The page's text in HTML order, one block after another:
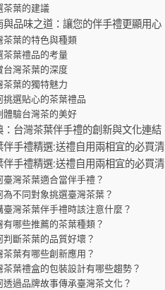
茶葉的建議
與品味之道：讓您的伴手禮更顯用心
茶葉的特色與種類
茶葉禮品的考量
台灣茶葉的深度
茶葉的獨特魅力
挑選貼心的茶葉禮品
體驗台灣茶的美好
：台灣茶葉伴手禮的創新與文化連結
伴手禮精選:送禮自用兩相宜的必買
伴手禮精選:送禮自用兩相宜的必買
臺灣茶葉適合當伴手禮？
為不同對象挑選臺灣茶葉？
臺灣茶葉伴手禮時該注意什麼？
有哪些推薦的茶葉種類？
判斷茶葉的品質好壞？
茶葉有哪些創新應用？
茶葉禮盒的包裝設計有哪些趨勢？
透過品牌故事傳承臺灣茶文化？